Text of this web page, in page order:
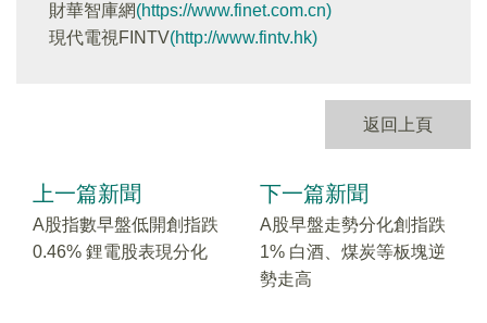
財華智庫網(https://www.finet.com.cn)
現代電視FINTV(http://www.fintv.hk)
返回上頁
上一篇新聞
A股指數早盤低開創指跌
0.46% 鋰電股表現分化
下一篇新聞
A股早盤走勢分化創指跌
1% 白酒、煤炭等板塊逆
勢走高